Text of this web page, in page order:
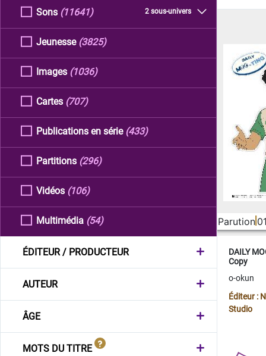
Sons 2 sous-univers
(11641)
Jeunesse (3825)
Images (1036)
Cartes (707)
Publications en série (433)
Partitions (296)
Vidéos (106)
Multimédia (54)
ÉDITEUR / PRODUCTEUR
AUTEUR
ÂGE
MOTS DU TITRE
Parution
DAILY
Copy
o-okun
Éditeur :
Studio